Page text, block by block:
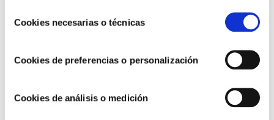
COOKIES.
deCookies necesarias o técnicas
Cookies de preferencias o personalización
Cookies de análisis o medición